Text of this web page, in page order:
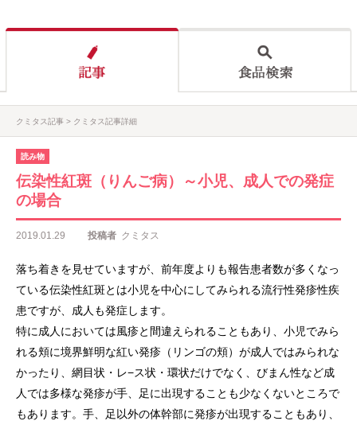
クミタス記事 クミタス記事詳細
読み物
伝染性紅斑（りんご病）～小児、成人での発症
の場合
2019.01.29 投稿者 クミタス
落ち着きを見せていますが、前年度よりも報告患者数が多くなっ
ている伝染性紅斑とは小児を中心にしてみられる流行性発疹性疾
患ですが、成人も発症します。
特に成人においては風疹と間違えられることもあり、小児でみら
れる頬に境界鮮明な紅い発疹（リンゴの頬）が成人ではみられな
かったり、網目状・レ−ス状・環状だけでなく、びまん性など成
人では多様な発疹が手、足に出現することも少なくないところで
もあります。手、足以外の体幹部に発疹が出現することもあり、